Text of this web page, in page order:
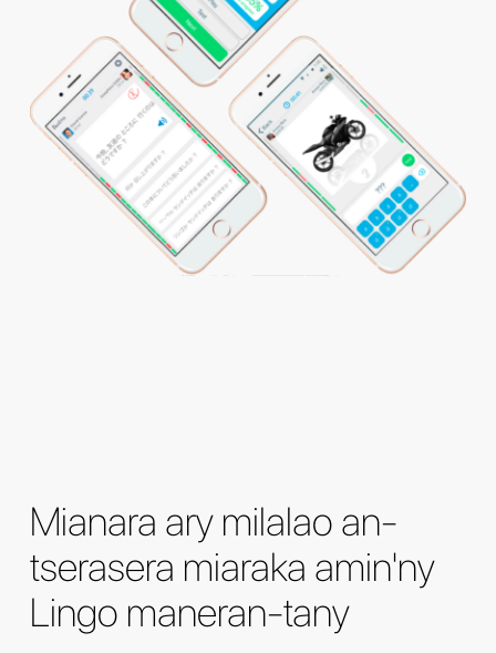
Mianara ary milalao an-
tserasera miaraka amin'ny
Lingo maneran-tany